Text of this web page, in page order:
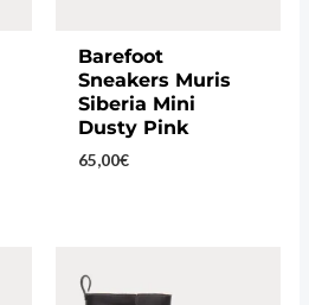
Barefoot
Sneakers Muris
Siberia Mini
Dusty Pink
65,00€